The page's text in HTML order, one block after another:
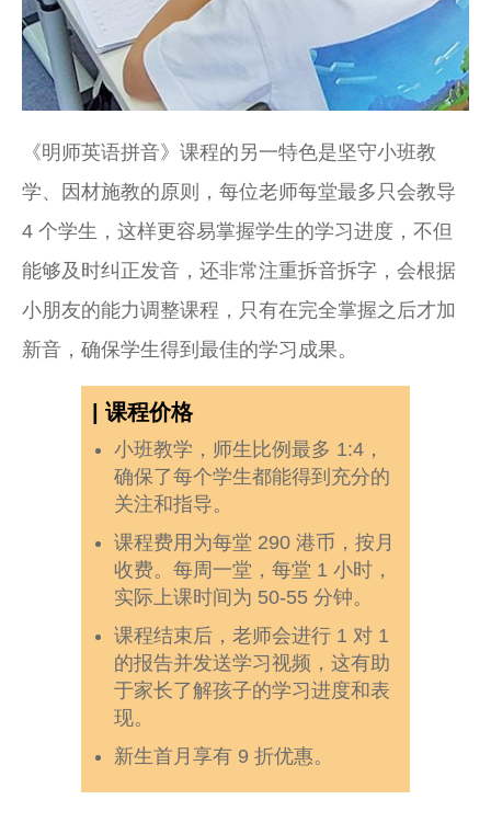
《明师英语拼音》课程的另一特色是坚守小班教
学、因材施教的原则，每位老师每堂最多只会教导
4 个学生，这样更容易掌握学生的学习进度，不但
能够及时纠正发音，还非常注重拆音拆字，会根据
小朋友的能力调整课程，只有在完全掌握之后才加
新音，确保学生得到最佳的学习成果。
| 课程价格
小班教学，师生比例最多 1:4，
确保了每个学生都能得到充分的
关注和指导。
课程费用为每堂 290 港币，按月
收费。每周一堂，每堂 1 小时，
实际上课时间为 50-55 分钟。
课程结束后，老师会进行 1 对 1
的报告并发送学习视频，这有助
于家长了解孩子的学习进度和表
现。
新生首月享有 9 折优惠。